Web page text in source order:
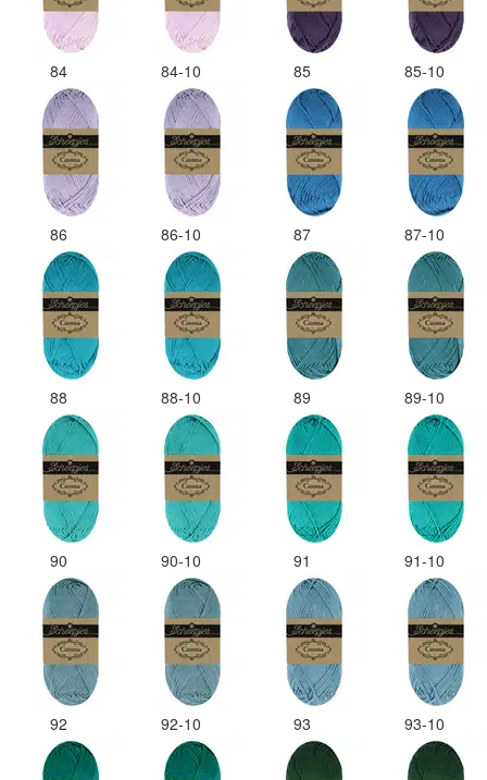
84 84-10 85 85-10
86 86-10 87 87-10
88 88-10 89 89-10
90 90-10 91 91-10
92 92-10 93 93-10